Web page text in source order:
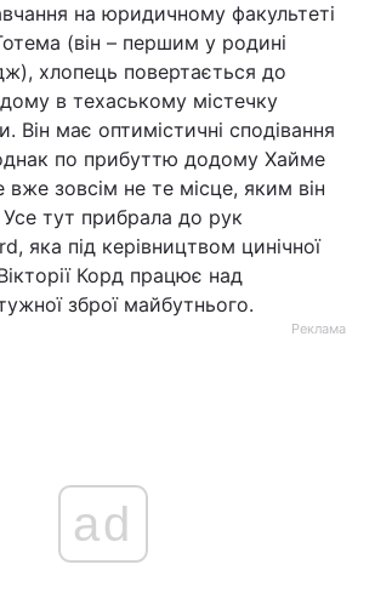
на юридичному факультеті
(він – першим у родині
хлопець повертається до
в техаському містечку
Він має оптимістичні сподівання
по прибуттю додому Хайме
зовсім не те місце, яким він
Усе тут прибрала до рук
яка під керівництвом цинічної
Корд працює над
зброї майбутнього.
Реклама
ad